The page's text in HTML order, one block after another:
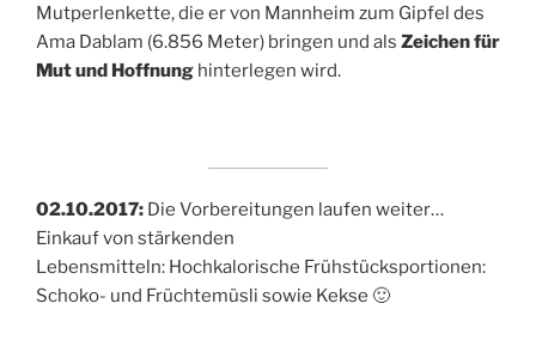
Mutperlenkette, die er von Mannheim zum Gipfel des
Ama Dablam (6.856 Meter) bringen und als Zeichen für
Mut und Hoffnung hinterlegen wird.
02.10.2017: Die Vorbereitungen laufen weiter…
Einkauf von stärkenden
Lebensmitteln: Hochkalorische Frühstücksportionen:
Schoko- und Früchtemüsli sowie Kekse 🙂